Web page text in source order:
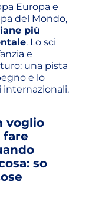
Europa e
del Mondo,
più
. Lo sci
e
una pista
e lo
internazionali.
voglio
fare
so